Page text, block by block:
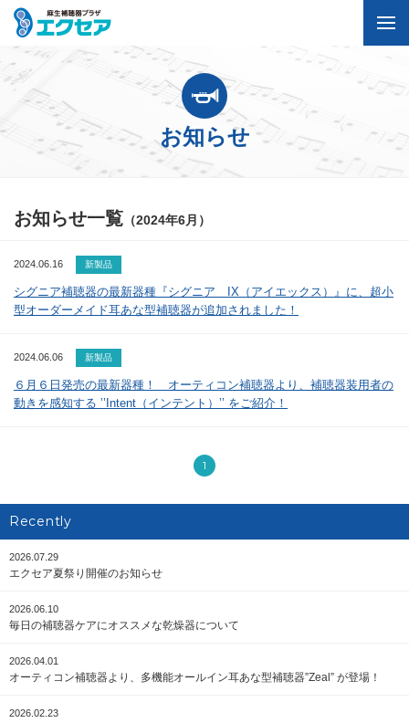
お知らせ
お知らせ一覧 （2024年6月）
2024.06.16 新製品
シグニア補聴器の最新器種『シグニア IX（アイエックス）』に、超小
型オーダーメイド耳あな型補聴器が追加されました！
2024.06.06 新製品
６月６日発売の最新器種！ オーティコン補聴器より、補聴器装用者の
動きを感知する ’’Intent（インテント）’’ をご紹介！
1
Recently
2026.07.29
エクセア夏祭り開催のお知らせ
2026.06.10
毎日の補聴器ケアにオススメな乾燥器について
2026.04.01
オーティコン補聴器より、多機能オールイン耳あな型補聴器”Zeal” が登場！
2026.02.23